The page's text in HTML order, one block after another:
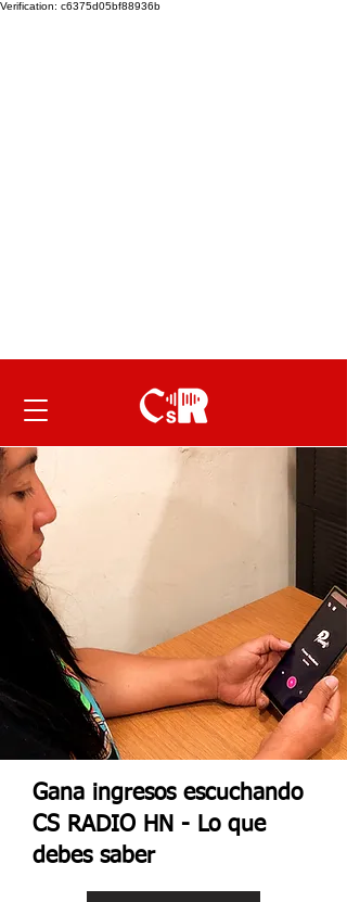
Verification: c6375d05bf88936b
Gana ingresos escuchando
CS RADIO HN - Lo que
debes saber